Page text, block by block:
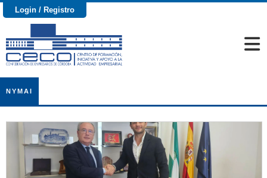
Login / Registro
NYMAI